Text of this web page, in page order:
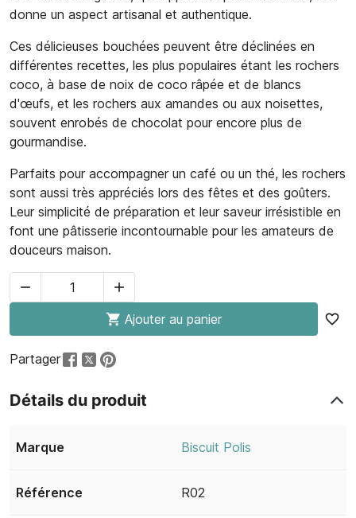
donne un aspect artisanal et authentique.
Ces délicieuses bouchées peuvent être déclinées en
différentes recettes, les plus populaires étant les rochers
coco, à base de noix de coco râpée et de blancs
d'œufs, et les rochers aux amandes ou aux noisettes,
souvent enrobés de chocolat pour encore plus de
gourmandise.
Parfaits pour accompagner un café ou un thé, les rochers
sont aussi très appréciés lors des fêtes et des goûters.
Leur simplicité de préparation et leur saveur irrésistible en
font une pâtisserie incontournable pour les amateurs de
douceurs maison.


 Ajouter au panier favorite_border
Partager
Détails du produit
Marque Biscuit Polis
Référence R02